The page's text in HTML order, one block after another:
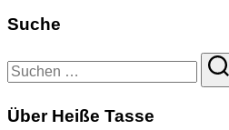
Suche
Suchen
Über Heiße Tasse